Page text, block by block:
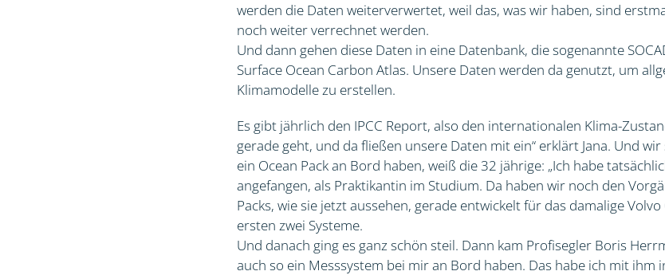
werden die Daten weiterverwertet, weil das, was wir haben, sind
noch weiter verrechnet werden.
Und dann gehen diese Daten in eine Datenbank, die sogenannte
Surface Ocean Carbon Atlas. Unsere Daten werden da genutzt, um
Klimamodelle zu erstellen.
Es gibt jährlich den IPCC Report, also den internationalen Klima-
gerade geht, und da fließen unsere Daten mit ein“ erklärt Jana. Und
ein Ocean Pack an Bord haben, weiß die 32 jährige: „Ich habe
angefangen, als Praktikantin im Studium. Da haben wir noch den
Packs, wie sie jetzt aussehen, gerade entwickelt für das damalige
ersten zwei Systeme.
Und danach ging es ganz schön steil. Dann kam Profisegler Boris
auch so ein Messsystem bei mir an Bord haben. Das habe ich mit ihm